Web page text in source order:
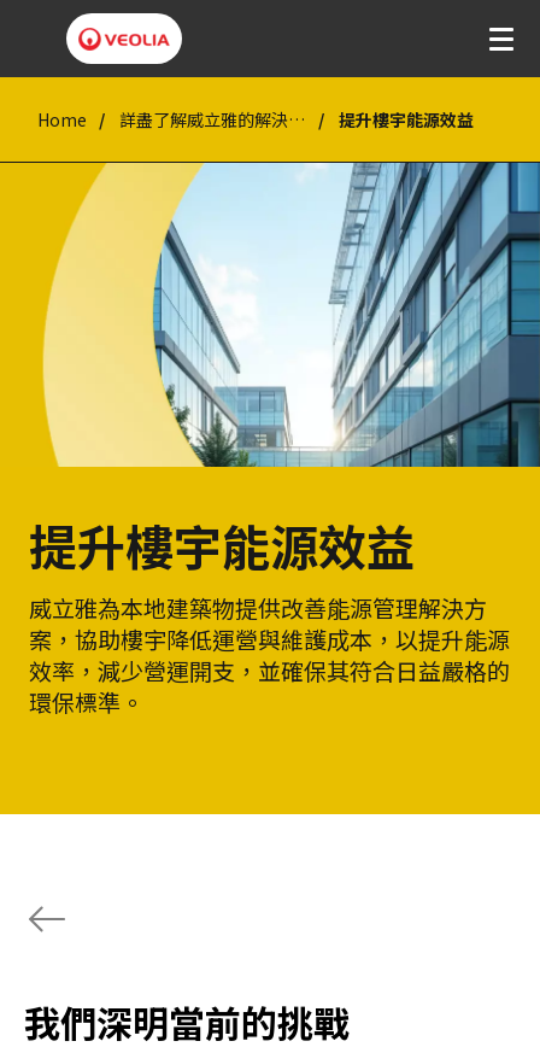
Home 詳盡了解威立雅的解決方案 提升樓宇能源效益
提升樓宇能源效益
威立雅為本地建築物提供改善能源管理解決方
案，協助樓宇降低運營與維護成本，以提升能源
效率，減少營運開支，並確保其符合日益嚴格的
環保標準。
我們深明當前的挑戰